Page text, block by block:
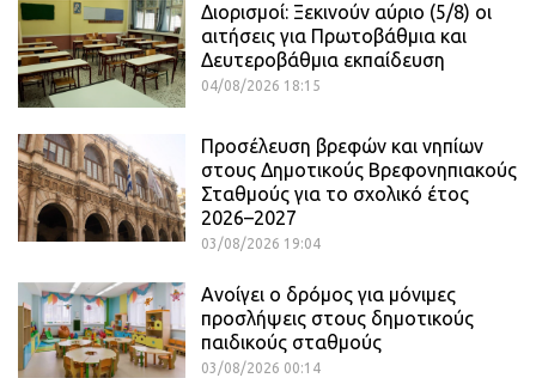
Διορισμοί: Ξεκινούν αύριο (5/8) οι
αιτήσεις για Πρωτοβάθμια και
Δευτεροβάθμια εκπαίδευση
04/08/2026 18:15
Προσέλευση βρεφών και νηπίων
στους Δημοτικούς Βρεφονηπιακούς
Σταθμούς για το σχολικό έτος
2026–2027
03/08/2026 19:04
Ανοίγει ο δρόμος για μόνιμες
προσλήψεις στους δημοτικούς
παιδικούς σταθμούς
03/08/2026 00:14